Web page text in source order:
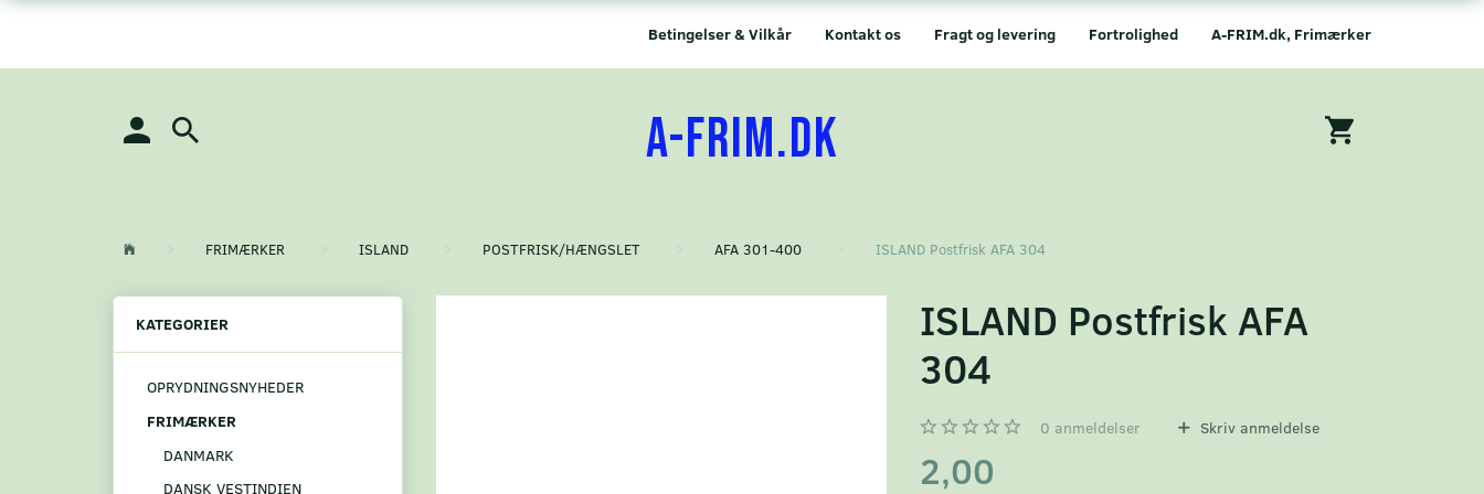
A-FRIM.dk, Frimærker
Fortrolighed
Fragt og levering
Kontakt os
Betingelser & Vilkår
A-FRIM.DK
FRIMÆRKER ISLAND POSTFRISK/HÆNGSLET AFA 301-400 ISLAND Postfrisk AFA 304
KATEGORIER
OPRYDNINGSNYHEDER
FRIMÆRKER
DANMARK
DANSK VESTINDIEN
ISLAND Postfrisk AFA
304
0 anmeldelser Skriv anmeldelse
2,00